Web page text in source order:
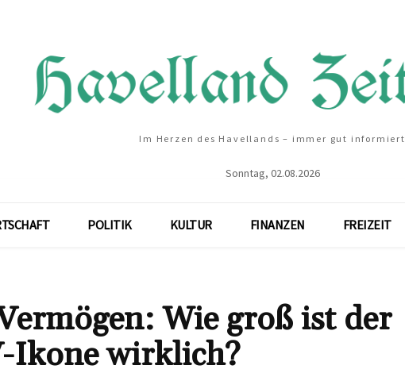
Im Herzen des Havellands – immer gut informiert
Sonntag, 02.08.2026
POLITIK KULTUR FINANZEN FREIZEIT
Wie groß ist der
Ikone wirklich?